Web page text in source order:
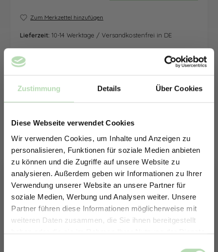
Zustimmung Details Über Cookies
Diese Webseite verwendet Cookies
Wir verwenden Cookies, um Inhalte und Anzeigen zu
personalisieren, Funktionen für soziale Medien anbieten
zu können und die Zugriffe auf unsere Website zu
analysieren. Außerdem geben wir Informationen zu Ihrer
Verwendung unserer Website an unsere Partner für
soziale Medien, Werbung und Analysen weiter. Unsere
Partner führen diese Informationen möglicherweise mit
weiteren Daten zusammen, die Sie ihnen bereitgestellt
haben oder die sie im Rahmen Ihrer Nutzung der Dienste
Zum Merkzettel hinzufügen
Lieferzeit: 10-14 Werktage / Versandkostenfrei in DE
ERHALTE 5% RABATT AUF
DEINE RÜCKWÄNDE